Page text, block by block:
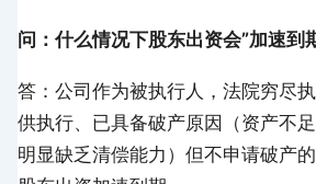
问：什么情况下股东出资会”加速到
答：公司作为被执行人，法院穷尽
供执行、已具备破产原因（资产不
明显缺乏清偿能力）但不申请破产